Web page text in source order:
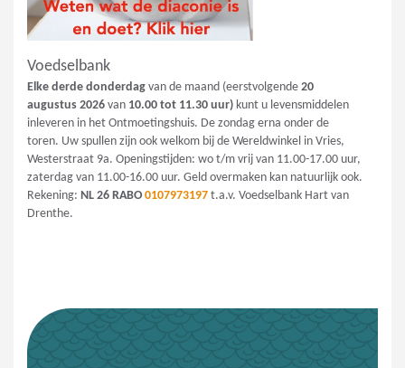
Voedselbank
Elke derde donderdag van de maand (eerstvolgende 20
augustus 2026 van 10.00 tot 11.30 uur) kunt u levensmiddelen
inleveren in het Ontmoetingshuis. De zondag erna onder de
toren. Uw spullen zijn ook welkom bij de Wereldwinkel in Vries,
Westerstraat 9a. Openingstijden: wo t/m vrij van 11.00-17.00 uur,
zaterdag van 11.00-16.00 uur. Geld overmaken kan natuurlijk ook.
Rekening: NL 26 RABO 0107973197 t.a.v. Voedselbank Hart van
Drenthe.